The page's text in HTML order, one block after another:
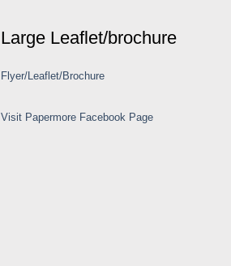
Large Leaflet/brochure
Flyer/Leaflet/Brochure
Visit Papermore Facebook Page